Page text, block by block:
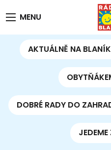
MENU
AKTUÁLNĚ NA
DOBRÉ RADY DO